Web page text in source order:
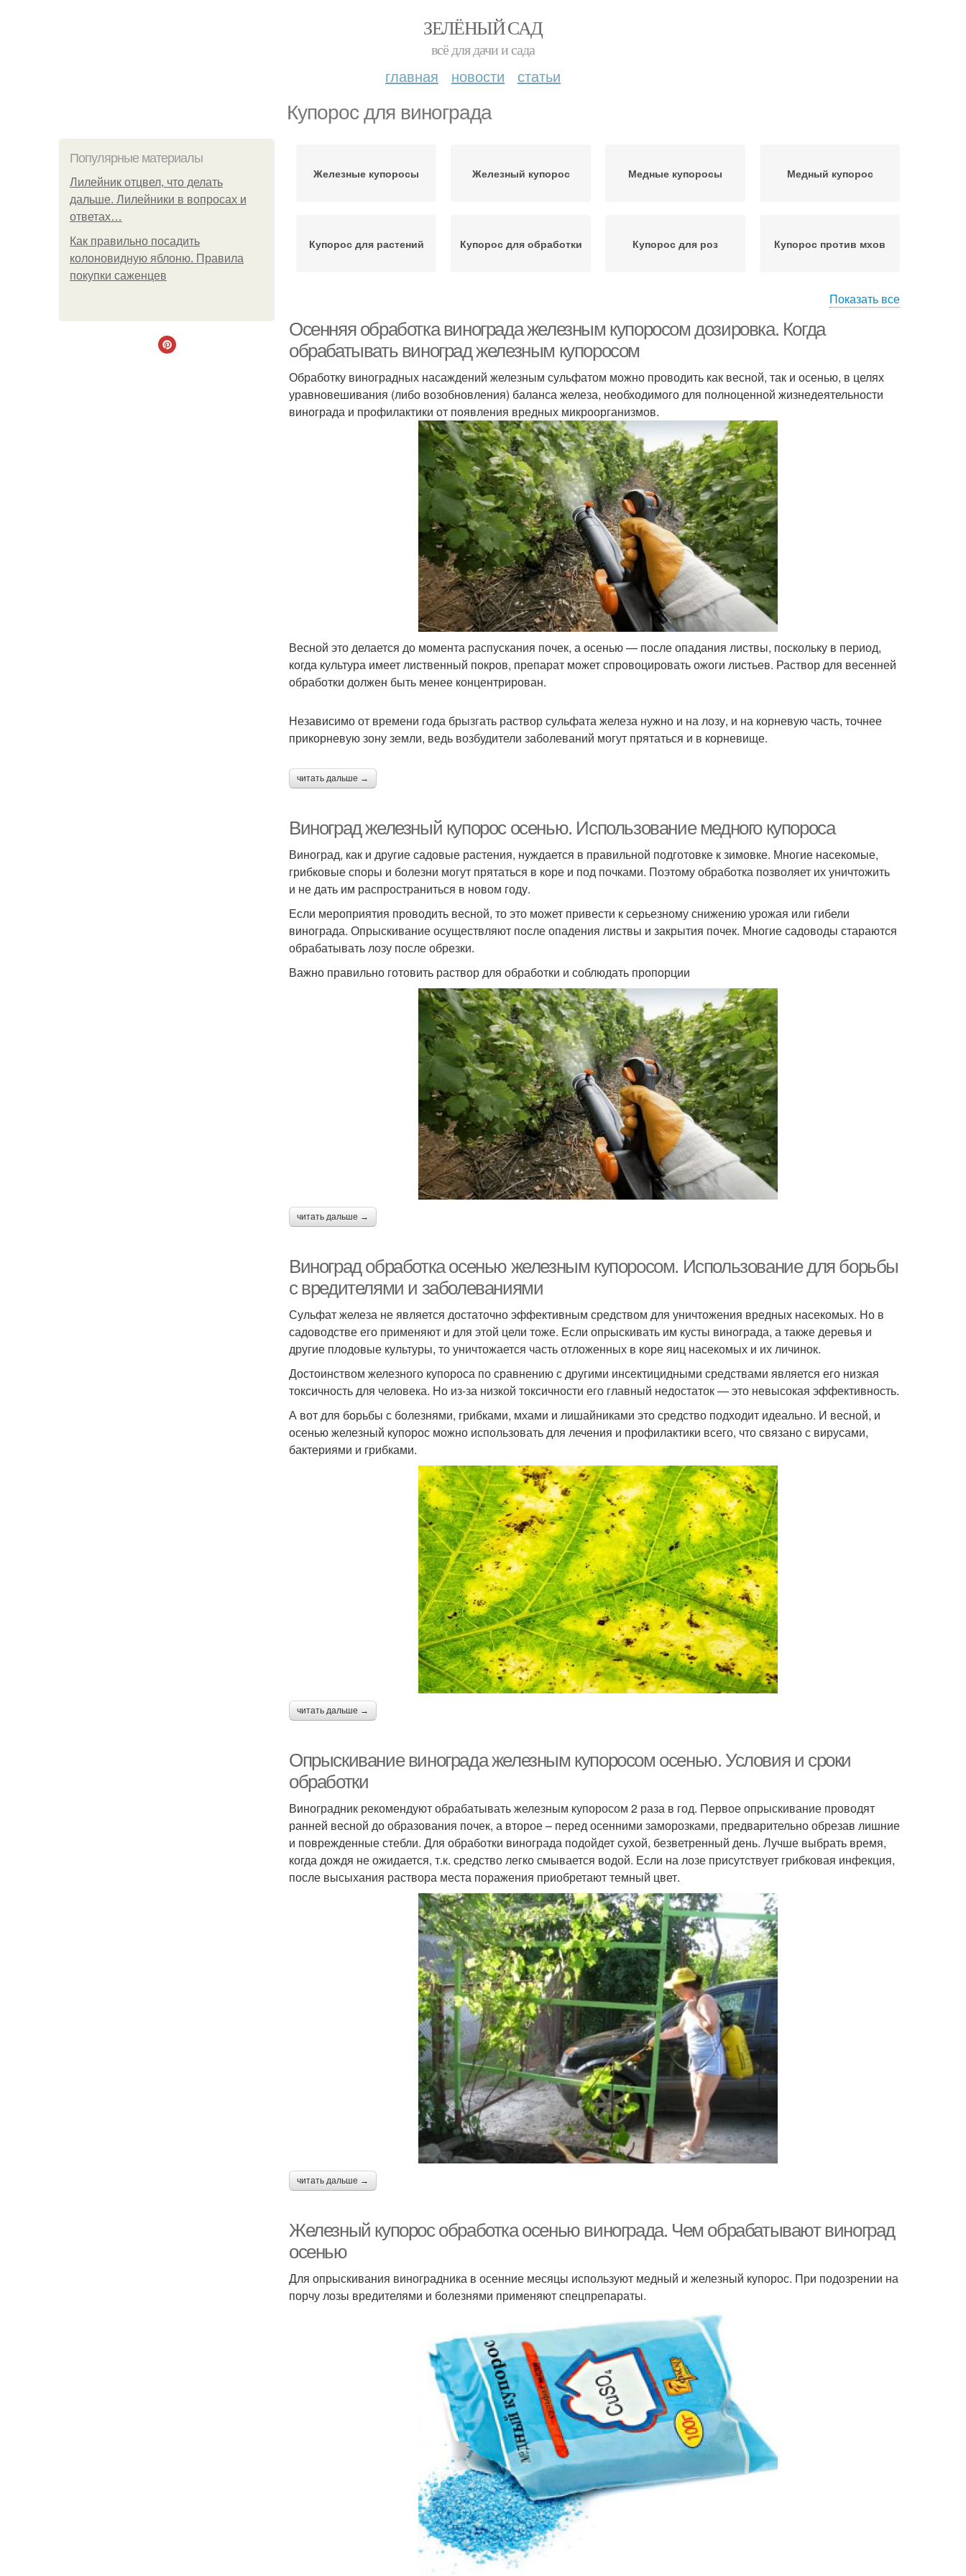
ЗЕЛЁНЫЙ САД
всё для дачи и сада
главная новости статьи
Купорос для винограда
Популярные материалы
Лилейник отцвел, что делать
дальше. Лилейники в вопросах и
ответах…
Как правильно посадить
колоновидную яблоню. Правила
покупки саженцев
Железные купоросы Железный купорос Медные купоросы Медный купорос
Купорос для растений Купорос для обработки Купорос для роз Купорос против мхов
Показать все
Осенняя обработка винограда железным купоросом дозировка. Когда
обрабатывать виноград железным купоросом
Обработку виноградных насаждений железным сульфатом можно проводить как весной, так и осенью, в целях
уравновешивания (либо возобновления) баланса железа, необходимого для полноценной жизнедеятельности
винограда и профилактики от появления вредных микроорганизмов.
Весной это делается до момента распускания почек, а осенью — после опадания листвы, поскольку в период,
когда культура имеет лиственный покров, препарат может спровоцировать ожоги листьев. Раствор для весенней
обработки должен быть менее концентрирован.
Независимо от времени года брызгать раствор сульфата железа нужно и на лозу, и на корневую часть, точнее
прикорневую зону земли, ведь возбудители заболеваний могут прятаться и в корневище.
читать дальше →
Виноград железный купорос осенью. Использование медного купороса
Виноград, как и другие садовые растения, нуждается в правильной подготовке к зимовке. Многие насекомые,
грибковые споры и болезни могут прятаться в коре и под почками. Поэтому обработка позволяет их уничтожить
и не дать им распространиться в новом году.
Если мероприятия проводить весной, то это может привести к серьезному снижению урожая или гибели
винограда. Опрыскивание осуществляют после опадения листвы и закрытия почек. Многие садоводы стараются
обрабатывать лозу после обрезки.
Важно правильно готовить раствор для обработки и соблюдать пропорции
читать дальше →
Виноград обработка осенью железным купоросом. Использование для борьбы
с вредителями и заболеваниями
Сульфат железа не является достаточно эффективным средством для уничтожения вредных насекомых. Но в
садоводстве его применяют и для этой цели тоже. Если опрыскивать им кусты винограда, а также деревья и
другие плодовые культуры, то уничтожается часть отложенных в коре яиц насекомых и их личинок.
Достоинством железного купороса по сравнению с другими инсектицидными средствами является его низкая
токсичность для человека. Но из-за низкой токсичности его главный недостаток — это невысокая эффективность.
А вот для борьбы с болезнями, грибками, мхами и лишайниками это средство подходит идеально. И весной, и
осенью железный купорос можно использовать для лечения и профилактики всего, что связано с вирусами,
бактериями и грибками.
читать дальше →
Опрыскивание винограда железным купоросом осенью. Условия и сроки
обработки
Виноградник рекомендуют обрабатывать железным купоросом 2 раза в год. Первое опрыскивание проводят
ранней весной до образования почек, а второе – перед осенними заморозками, предварительно обрезав лишние
и поврежденные стебли. Для обработки винограда подойдет сухой, безветренный день. Лучше выбрать время,
когда дождя не ожидается, т.к. средство легко смывается водой. Если на лозе присутствует грибковая инфекция,
после высыхания раствора места поражения приобретают темный цвет.
читать дальше →
Железный купорос обработка осенью винограда. Чем обрабатывают виноград
осенью
Для опрыскивания виноградника в осенние месяцы используют медный и железный купорос. При подозрении на
порчу лозы вредителями и болезнями применяют спецпрепараты.